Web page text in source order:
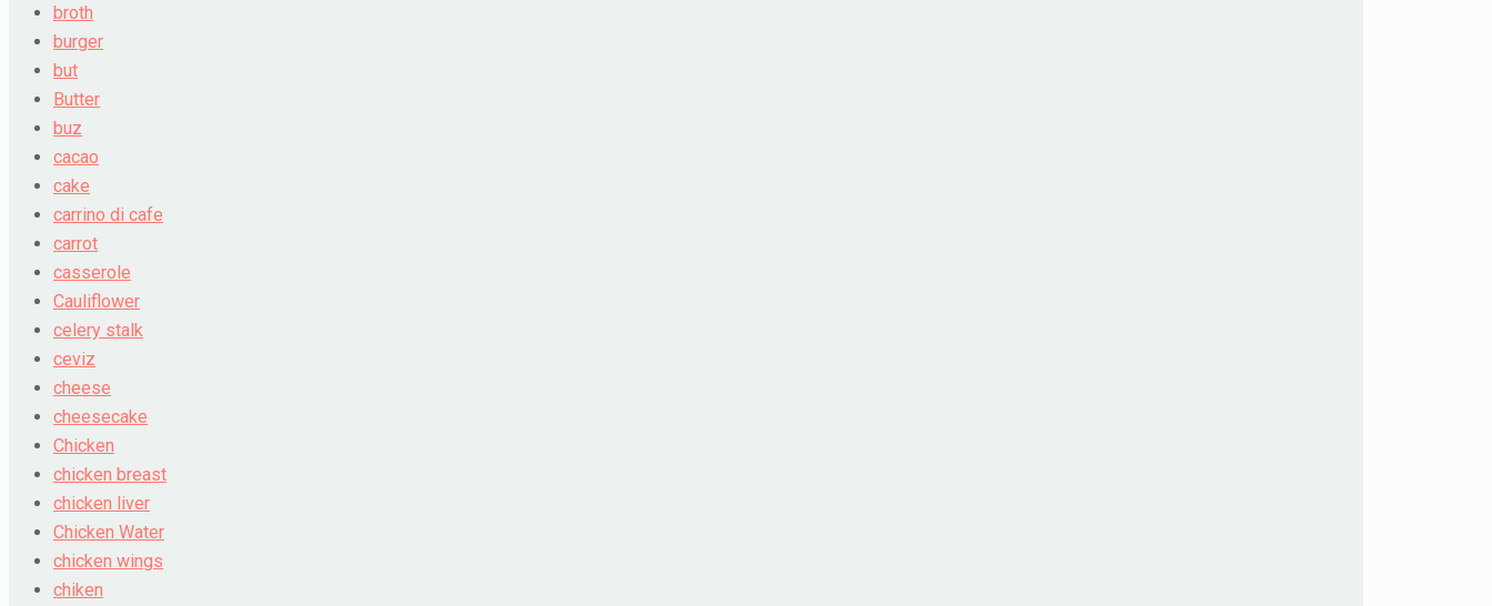
broth
burger
but
Butter
buz
cacao
cake
carrino di cafe
carrot
casserole
Cauliflower
celery stalk
ceviz
cheese
cheesecake
Chicken
chicken breast
chicken liver
Chicken Water
chicken wings
chiken